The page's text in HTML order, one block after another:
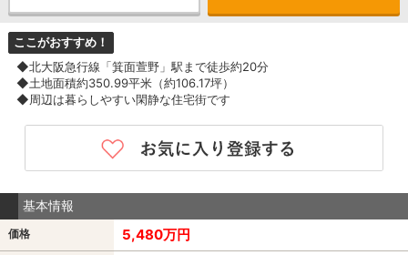
ここがおすすめ！
◆北大阪急行線「箕面萱野」駅まで徒歩約20分
◆土地面積約350.99平米（約106.17坪）
◆周辺は暮らしやすい閑静な住宅街です
基本情報
価格 5,480万円